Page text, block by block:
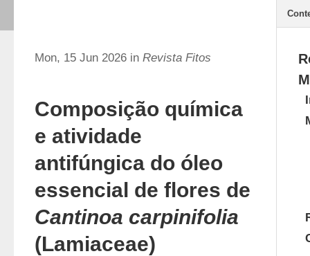
Mon, 15 Jun 2026 in Revista Fitos
Composição química
e atividade
antifúngica do óleo
essencial de flores de
Cantinoa carpinifolia
(Lamiaceae)